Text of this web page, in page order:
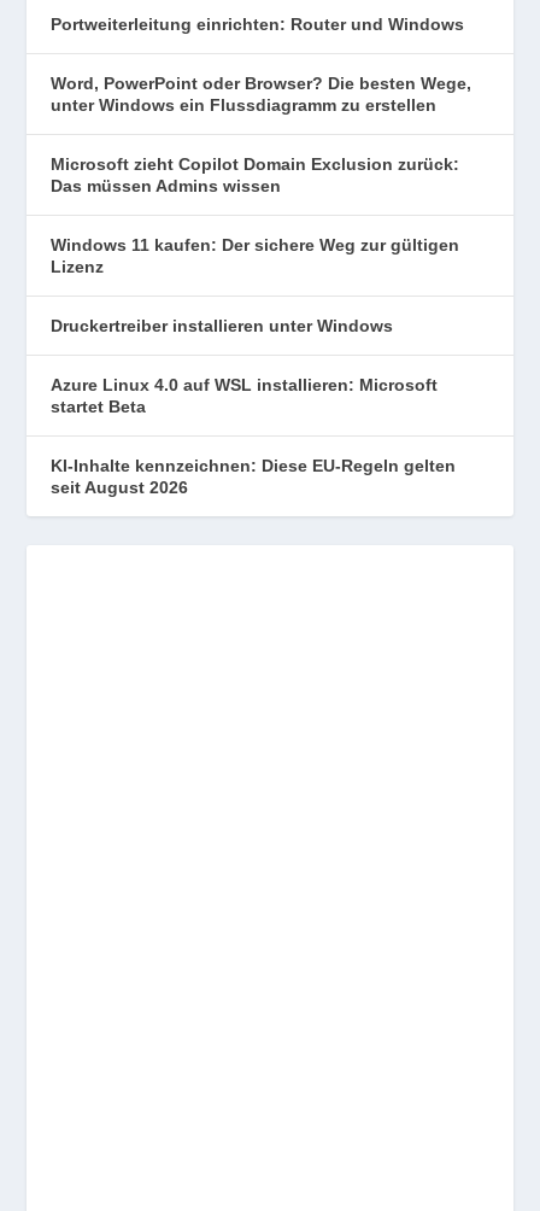
Portweiterleitung einrichten: Router und Windows
Word, PowerPoint oder Browser? Die besten Wege,
unter Windows ein Flussdiagramm zu erstellen
Microsoft zieht Copilot Domain Exclusion zurück:
Das müssen Admins wissen
Windows 11 kaufen: Der sichere Weg zur gültigen
Lizenz
Druckertreiber installieren unter Windows
Azure Linux 4.0 auf WSL installieren: Microsoft
startet Beta
KI-Inhalte kennzeichnen: Diese EU-Regeln gelten
seit August 2026